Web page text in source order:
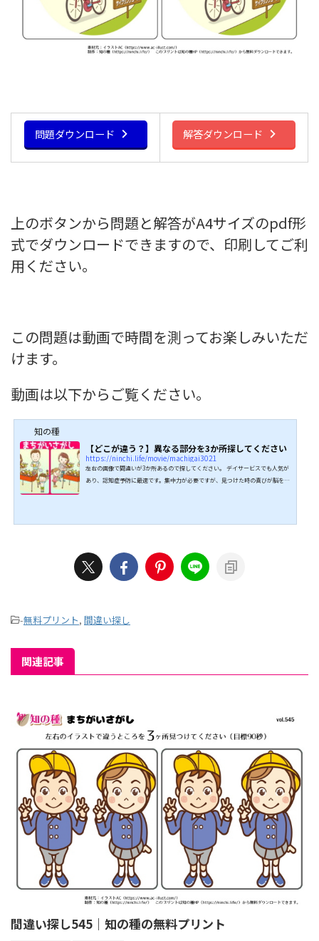
問題ダウンロード 解答ダウンロード
上のボタンから問題と解答がA4サイズのpdf形
式でダウンロードできますので、印刷してご利
用ください。
この問題は動画で時間を測ってお楽しみいただ
けます。
動画は以下からご覧ください。
知の種
【どこが違う？】異なる部分を3か所探してください
https://ninchi.life/movie/machigai3021
左右の画像で間違いが3か所あるので探してください。 デイサービスでも人気が
あり、認知症予防に最適です。集中力が必要ですが、見つけた時の喜びが脳を活
-無料プリント, 間違い探し
関連記事
間違い探し545｜知の種の無料プリント